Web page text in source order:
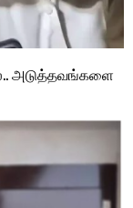
அடுத்தவங்களை